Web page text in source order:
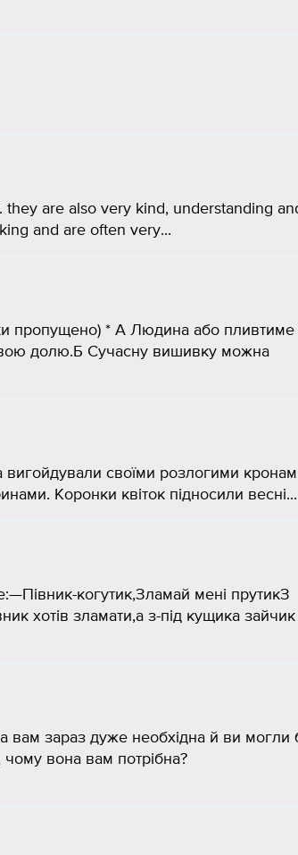
are also very kind, understanding
and are often very...
пропущено) * А Людина або пливтиме
долю.Б Сучасну вишивку можна
вигойдували своїми розлогими
Коронки квіток підносили весні...
когутик,Зламай мені прутикЗ
хотів зламати,а з-під кущика зайчик
вам зараз дуже необхідна й ви могли б
чому вона вам потрібна?